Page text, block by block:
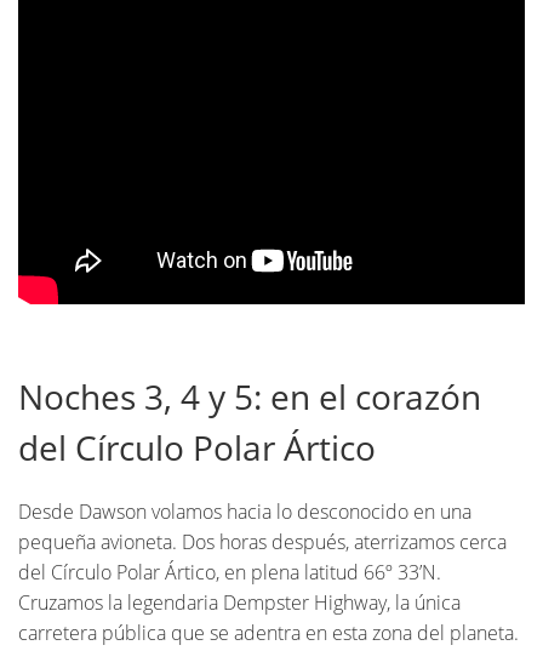
Noches 3, 4 y 5: en el corazón
del Círculo Polar Ártico
Desde Dawson volamos hacia lo desconocido en una
pequeña avioneta. Dos horas después, aterrizamos cerca
del Círculo Polar Ártico, en plena latitud 66º 33’N.
Cruzamos la legendaria Dempster Highway, la única
carretera pública que se adentra en esta zona del planeta.